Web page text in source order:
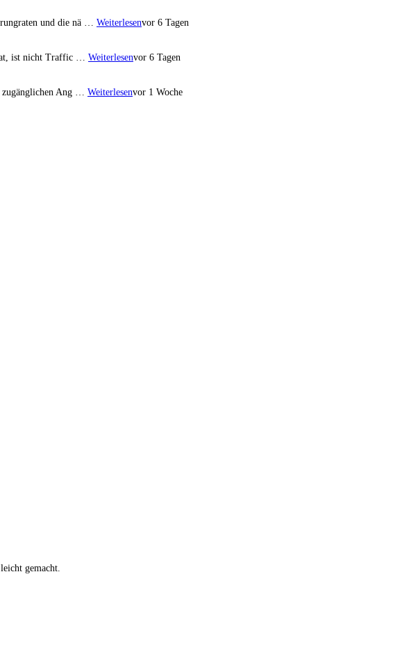
und die nä … Weiterlesenvor 6 Tagen
ist nicht Traffic … Weiterlesenvor 6 Tagen
Ang … Weiterlesenvor 1 Woche
gemacht.